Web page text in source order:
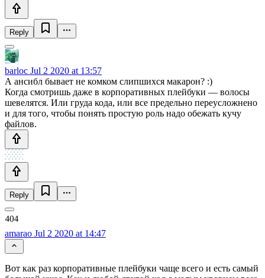
Reply
barloc Jul 2 2020 at 13:57
А ансибл бывает не комком слипшихся макарон? :)
Когда смотришь даже в корпоративных плейбуки — волосы
шевелятся. Или груда кода, или все предельно переусложнено
и для того, чтобы понять простую роль надо обежать кучу
файлов.
Reply
amarao Jul 2 2020 at 14:47
Вот как раз корпоративные плейбуки чаще всего и есть самый